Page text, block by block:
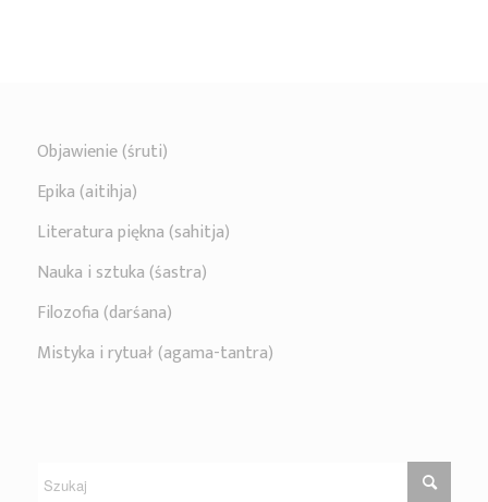
Objawienie (śruti)
Epika (aitihja)
Literatura piękna (sahitja)
Nauka i sztuka (śastra)
Filozofia (darśana)
Mistyka i rytuał (agama-tantra)